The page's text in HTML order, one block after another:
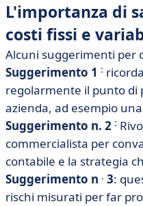
L'importanza di
costi fissi e
Alcuni suggerimenti per
Suggerimento 1 :
regolarmente il punto di
azienda, ad esempio
Suggerimento n. 2 :
commercialista per
contabile e la strategia
Suggerimento n . 3:
rischi misurati per far